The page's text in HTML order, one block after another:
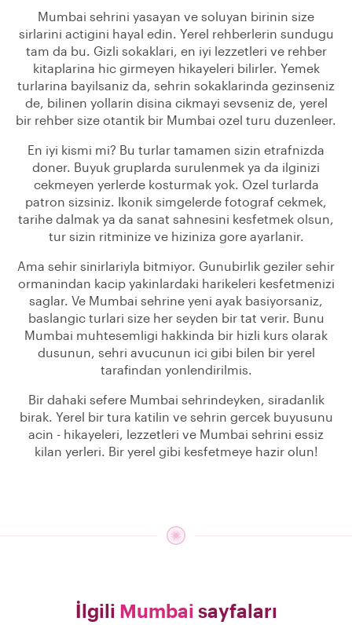
Mumbai sehrini yasayan ve soluyan birinin size
sirlarini actigini hayal edin. Yerel rehberlerin sundugu
tam da bu. Gizli sokaklari, en iyi lezzetleri ve rehber
kitaplarina hic girmeyen hikayeleri bilirler. Yemek
turlarina bayilsaniz da, sehrin sokaklarinda gezinseniz
de, bilinen yollarin disina cikmayi sevseniz de, yerel
bir rehber size otantik bir Mumbai ozel turu duzenleer.
En iyi kismi mi? Bu turlar tamamen sizin etrafnizda
doner. Buyuk gruplarda surulenmek ya da ilginizi
cekmeyen yerlerde kosturmak yok. Ozel turlarda
patron sizsiniz. Ikonik simgelerde fotograf cekmek,
tarihe dalmak ya da sanat sahnesini kesfetmek olsun,
tur sizin ritminize ve hiziniza gore ayarlanir.
Ama sehir sinirlariyla bitmiyor. Gunubirlik geziler sehir
ormanindan kacip yakinlardaki harikeleri kesfetmenizi
saglar. Ve Mumbai sehrine yeni ayak basiyorsaniz,
baslangic turlari size her seyden bir tat verir. Bunu
Mumbai muhtesemligi hakkinda bir hizli kurs olarak
dusunun, sehri avucunun ici gibi bilen bir yerel
tarafindan yonlendirilmis.
Bir dahaki sefere Mumbai sehrindeyken, siradanlik
birak. Yerel bir tura katilin ve sehrin gercek buyusunu
acin - hikayeleri, lezzetleri ve Mumbai sehrini essiz
kilan yerleri. Bir yerel gibi kesfetmeye hazir olun!
İlgili Mumbai sayfaları